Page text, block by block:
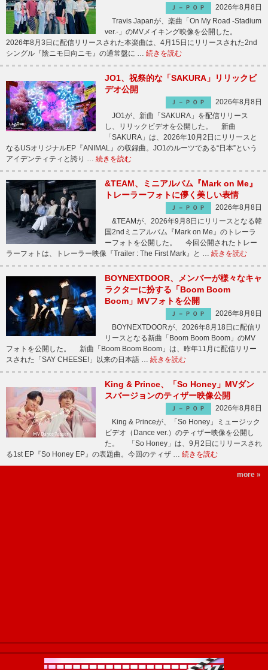
Ｊ－ＰＯＰ
2026年8月8日
Travis Japanが、楽曲「On My Road -Stadium
ver.-」のMVメイキング映像を公開した。
2026年8月3日に配信リリースされた本楽曲は、4月15日にリリースされた2nd
シングル『陰ニモ日向ニモ』の通常盤に … 続きを読む
JO1、祝祭的な「SAKURA」リリックビ
デオ公開
Ｊ－ＰＯＰ
2026年8月8日
JO1が、新曲「SAKURA」を配信リリース
し、リリックビデオを公開した。 新曲
「SAKURA」は、2026年10月2日にリリースと
なるUSオリジナルEP『ANIMAL』の収録曲。JO1のルーツである“日本”という
アイデンティティと誇り … 続きを読む
&TEAM、ミニアルバム『Mark on Me』
トレーラーフォトに儚く美しい表情
Ｊ－ＰＯＰ
2026年8月8日
&TEAMが、2026年9月8日にリリースとなる韓
国2ndミニアルバム『Mark on Me』のトレーラ
ーフォトを公開した。 今回公開されたトレー
ラーフォトは、トレーラー映像『Trailer : The First Mark』と … 続きを読む
BOYNEXTDOOR、メンバーが様々なキャ
ラクターに扮する「Boom Boom
Boom」MVフォトを公開
Ｊ－ＰＯＰ
2026年8月8日
BOYNEXTDOORが、2026年8月18日に配信リ
リースとなる新曲「Boom Boom Boom」のMV
フォトを公開した。 新曲「Boom Boom Boom」は、昨年11月に配信リリー
スされた「SAY CHEESE!」以来の日本語 … 続きを読む
King & Prince、「So Honey」MVダン
スバージョンのティザー映像公開
Ｊ－ＰＯＰ
2026年8月8日
King & Princeが、「So Honey」ミュージック
ビデオ（Dance ver.）のティザー映像を公開し
た。 「So Honey」は、9月2日にリリースされ
る1st EP『So Honey EP』の表題曲。今回のティザ … 続きを読む
more »